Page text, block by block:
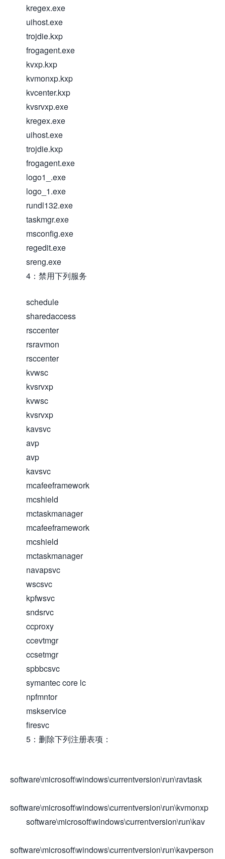
kregex.exe
uihost.exe
trojdie.kxp
frogagent.exe
kvxp.kxp
kvmonxp.kxp
kvcenter.kxp
kvsrvxp.exe
kregex.exe
uihost.exe
trojdie.kxp
frogagent.exe
logo1_.exe
logo_1.exe
rundl132.exe
taskmgr.exe
msconfig.exe
regedit.exe
sreng.exe
4：禁用下列服务
schedule
sharedaccess
rsccenter
rsravmon
rsccenter
kvwsc
kvsrvxp
kvwsc
kvsrvxp
kavsvc
avp
avp
kavsvc
mcafeeframework
mcshield
mctaskmanager
mcafeeframework
mcshield
mctaskmanager
navapsvc
wscsvc
kpfwsvc
sndsrvc
ccproxy
ccevtmgr
ccsetmgr
spbbcsvc
symantec core lc
npfmntor
mskservice
firesvc
5：删除下列注册表项：
software\microsoft\windows\currentversion\run\ravtask
software\microsoft\windows\currentversion\run\kvmonxp
software\microsoft\windows\currentversion\run\kav
software\microsoft\windows\currentversion\run\kavperson